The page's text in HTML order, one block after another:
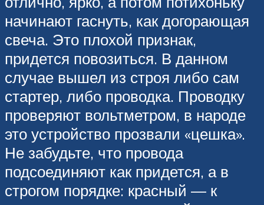
начинают гаснуть, как догорающая
свеча. Это плохой признак,
придется повозиться. В данном
случае вышел из строя либо сам
стартер, либо проводка. Проводку
проверяют вольтметром, в народе
это устройство прозвали «цешка».
Не забудьте, что провода
подсоединяют как придется, а в
строгом порядке: красный — к